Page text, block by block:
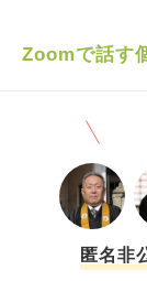
ってきたのです
う考えが抜けま
イエットやトレ
や物事でさえ三
目標から立てて
私には出来ませ
り、スマホにメ
Zoomで話す
匿名非